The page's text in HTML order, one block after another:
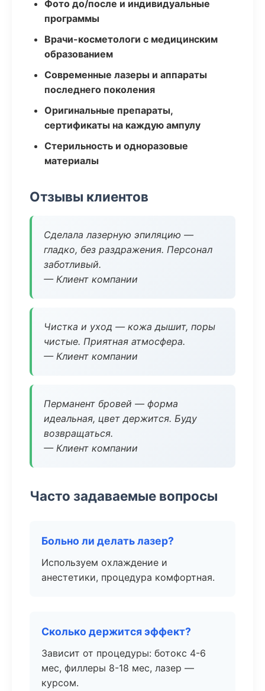
Фото до/после и индивидуальные
программы
Врачи-косметологи с медицинским
образованием
Современные лазеры и аппараты
последнего поколения
Оригинальные препараты,
сертификаты на каждую ампулу
Стерильность и одноразовые
материалы
Отзывы клиентов
Сделала лазерную эпиляцию —
гладко, без раздражения. Персонал
заботливый.
— Клиент компании
Чистка и уход — кожа дышит, поры
чистые. Приятная атмосфера.
— Клиент компании
Перманент бровей — форма
идеальная, цвет держится. Буду
возвращаться.
— Клиент компании
Часто задаваемые вопросы
Больно ли делать лазер?
Используем охлаждение и
анестетики, процедура комфортная.
Сколько держится эффект?
Зависит от процедуры: ботокс 4-6
мес, филлеры 8-18 мес, лазер —
курсом.